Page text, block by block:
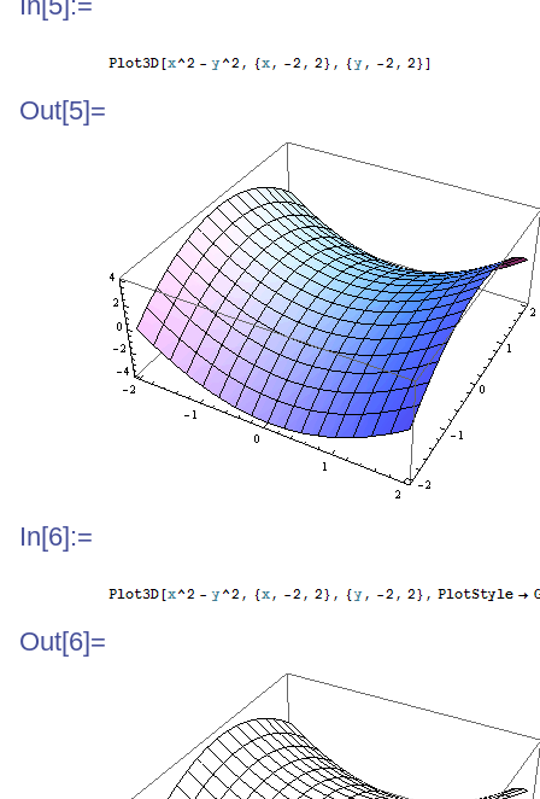
Out[5]=
In[6]:=
Out[6]=